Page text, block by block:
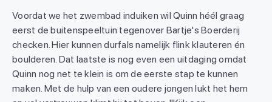
Voordat we het zwembad induiken wil Quinn héél graag
eerst de buitenspeeltuin tegenover Bartje's Boerderij
checken. Hier kunnen durfals namelijk flink klauteren én
boulderen. Dat laatste is nog even een uitdaging omdat
Quinn nog net te klein is om de eerste stap te kunnen
maken. Met de hulp van een oudere jongen lukt het hem